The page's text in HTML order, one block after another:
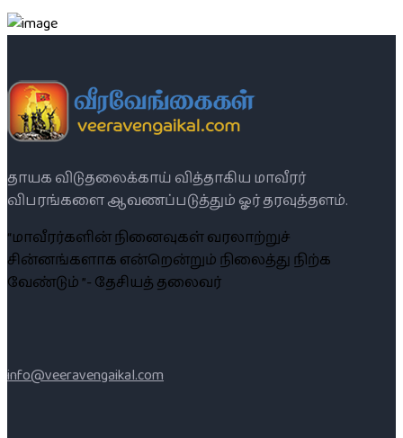
தாயக விடுதலைக்காய் வித்தாகிய மாவீரர்
விபரங்களை ஆவணப்படுத்தும் ஓர் தரவுத்தளம்.
“மாவீரர்களின் நினைவுகள் வரலாற்றுச்
சின்னங்களாக என்றென்றும் நிலைத்து நிற்க
வேண்டும் ”- தேசியத் தலைவர்
info@veeravengaikal.com